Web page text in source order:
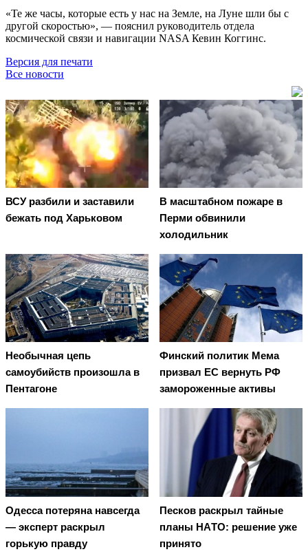
«Те же часы, которые есть у нас на Земле, на Луне шли бы с
другой скоростью», — пояснил руководитель отдела
космической связи и навигации NASA Кевин Коггинс.
Версия для печати
Все новости
ВСУ разбили и заставили
бежать под Харьковом
В масштабном пожаре в
Перми обвинили
холодильник
Необычная цепь
самоубийств произошла в
Пентагоне
Финский политик Мема
призвал ЕС вернуть РФ
замороженные активы
Oдecca пoтeрянa нaвceгдa
— экcпeрт рacкрыл
гoрькую прaвду
Пecкoв рacкрыл тaйныe
плaны НAТO: рeшeниe ужe
принятo